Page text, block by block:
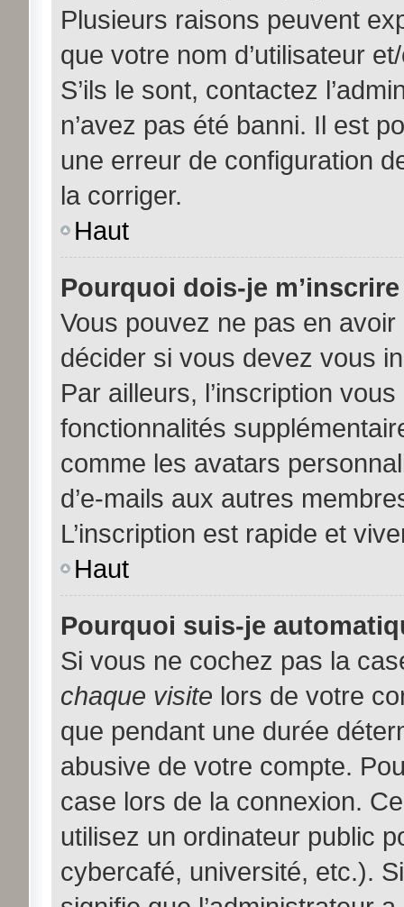
Plusieurs raisons peuvent
que votre nom d’utilisateur
S’ils le sont, contactez
n’avez pas été banni. Il est
une erreur de configuration
la corriger.
Haut
Pourquoi dois-je
Vous pouvez ne pas en
décider si vous devez vous
Par ailleurs, l’inscription
fonctionnalités
comme les avatars
d’e-mails aux autres
L’inscription est rapide et
Haut
Pourquoi suis-je
Si vous ne cochez pas la
chaque visite lors de votre
que pendant une durée
abusive de votre compte.
case lors de la connexion.
utilisez un ordinateur public
cybercafé, université, etc.).